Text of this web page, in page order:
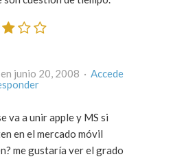
en junio 20, 2008 · Accede
va a unir apple y MS si
en el mercado móvil
me gustaría ver el grado